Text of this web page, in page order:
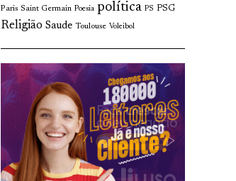
Paris Saint Germain Poesia política PS PSG
Religião Saude Toulouse Voleibol